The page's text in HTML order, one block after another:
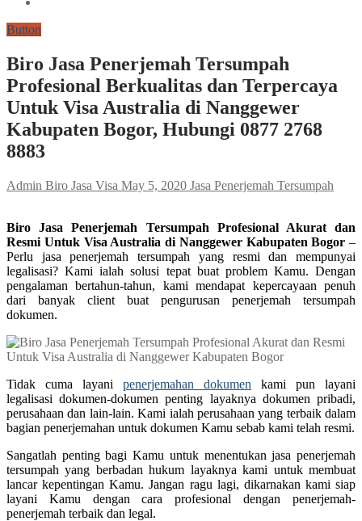
Button
Biro Jasa Penerjemah Tersumpah
Profesional Berkualitas dan Terpercaya
Untuk Visa Australia di Nanggewer
Kabupaten Bogor, Hubungi 0877 2768
8883
Admin Biro Jasa Visa May 5, 2020 Jasa Penerjemah Tersumpah
Biro Jasa Penerjemah Tersumpah Profesional Akurat dan
Resmi Untuk Visa Australia di Nanggewer Kabupaten Bogor –
Perlu jasa penerjemah tersumpah yang resmi dan mempunyai
legalisasi? Kami ialah solusi tepat buat problem Kamu. Dengan
pengalaman bertahun-tahun, kami mendapat kepercayaan penuh
dari banyak client buat pengurusan penerjemah tersumpah
dokumen.
Tidak cuma layani penerjemahan dokumen kami pun layani
legalisasi dokumen-dokumen penting layaknya dokumen pribadi,
perusahaan dan lain-lain. Kami ialah perusahaan yang terbaik dalam
bagian penerjemahan untuk dokumen Kamu sebab kami telah resmi.
Sangatlah penting bagi Kamu untuk menentukan jasa penerjemah
tersumpah yang berbadan hukum layaknya kami untuk membuat
lancar kepentingan Kamu. Jangan ragu lagi, dikarnakan kami siap
layani Kamu dengan cara profesional dengan penerjemah-
penerjemah terbaik dan legal.